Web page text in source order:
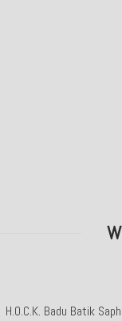
H.O.C.K. Badu Batik